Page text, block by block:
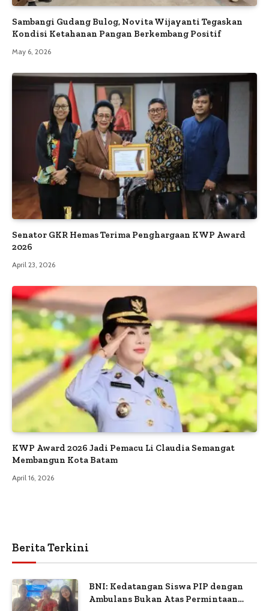
Sambangi Gudang Bulog, Novita Wijayanti Tegaskan
Kondisi Ketahanan Pangan Berkembang Positif
May 6, 2026
Senator GKR Hemas Terima Penghargaan KWP Award
2026
April 23, 2026
KWP Award 2026 Jadi Pemacu Li Claudia Semangat
Membangun Kota Batam
April 16, 2026
Berita Terkini
BNI: Kedatangan Siswa PIP dengan
Ambulans Bukan Atas Permintaan